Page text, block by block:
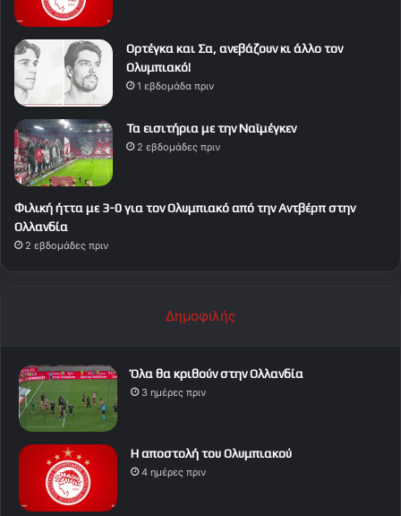
Ορτέγκα και Σα, ανεβάζουν κι άλλο τον
Ολυμπιακό!
1 εβδομάδα πριν
Τα εισιτήρια με την Ναϊμέγκεν
2 εβδομάδες πριν
Φιλική ήττα με 3-0 για τον Ολυμπιακό από την Αντβέρπ στην
Ολλανδία
2 εβδομάδες πριν
Δημοφιλής
Όλα θα κριθούν στην Ολλανδία
3 ημέρες πριν
Η αποστολή του Ολυμπιακού
4 ημέρες πριν